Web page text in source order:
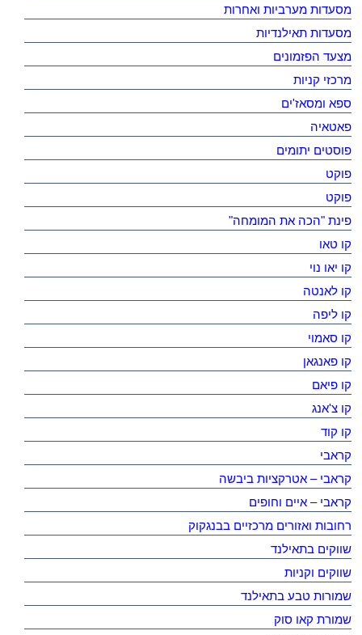
מסעדות מערביות ואחרות
מסעדות תאילנדיות
מצעד הפזמונים
מרכזי קניות
ספא ומסאז'ים
פאטאיה
פוסטים יתומים
פוקט
פוקט
פינת "הכה את המומחה"
קו טאו
קו יאו נוי
קו לאנטה
קו ליפה
קו סאמוי
קו פאנגאן
קו פיאם
קו צ'אנג
קו קוד
קראבי
קראבי – אטרקציות ביבשה
קראבי – איים וחופים
רחובות ואזורים מרכזיים בבנגקוק
שווקים בתאילנד
שווקים וקניות
שמורות טבע בתאילנד
שמורת קאו סוק